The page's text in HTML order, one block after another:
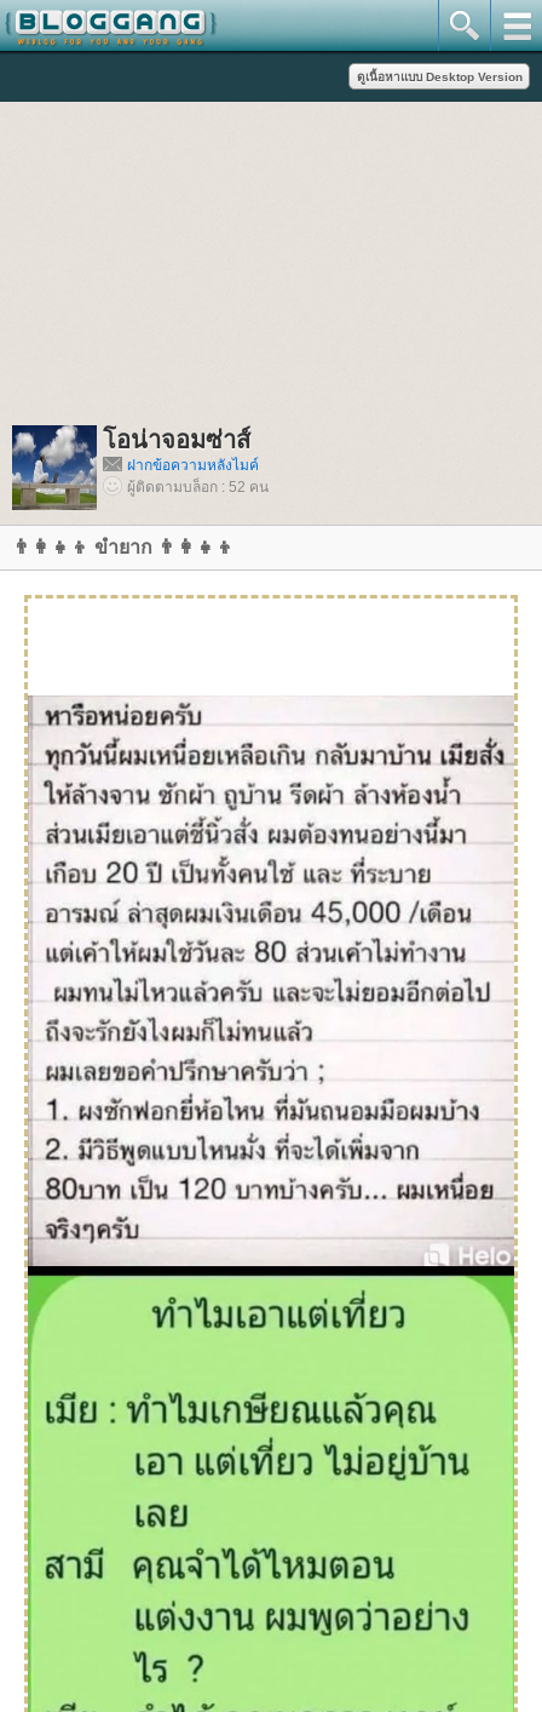
อน่าจอมซ่าส์
ฝากข้อความหลังไมค์
ผู้ติดตามบล็อก : 52 คน
👨‍👩‍👧‍👦 ขำยาก 👨‍👩‍👧‍👦